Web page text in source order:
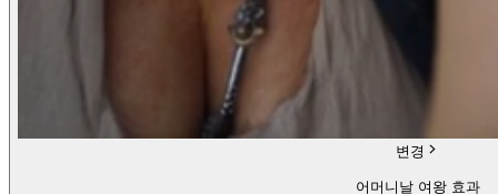
변경
어머니날 여왕 효과